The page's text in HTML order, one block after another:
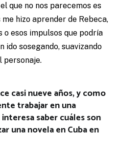
que no nos parecemos es
hizo aprender de Rebeca,
esos impulsos que podría
ido sosegando, suavizando
personaje.
casi nueve años, y como
trabajar en una
saber cuáles son
una novela en Cuba en